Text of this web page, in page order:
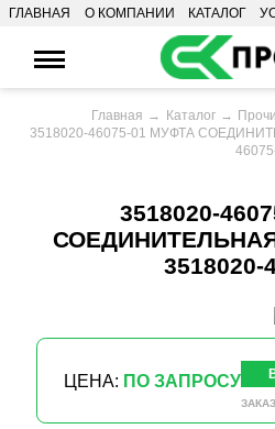
ГЛАВНАЯ О КОМПАНИИ КАТАЛОГ
Главная Каталог
3518020-46075-01 МУФТА
3518020-
3518020-
ЦЕНА: ПО ЗАПРОСУ